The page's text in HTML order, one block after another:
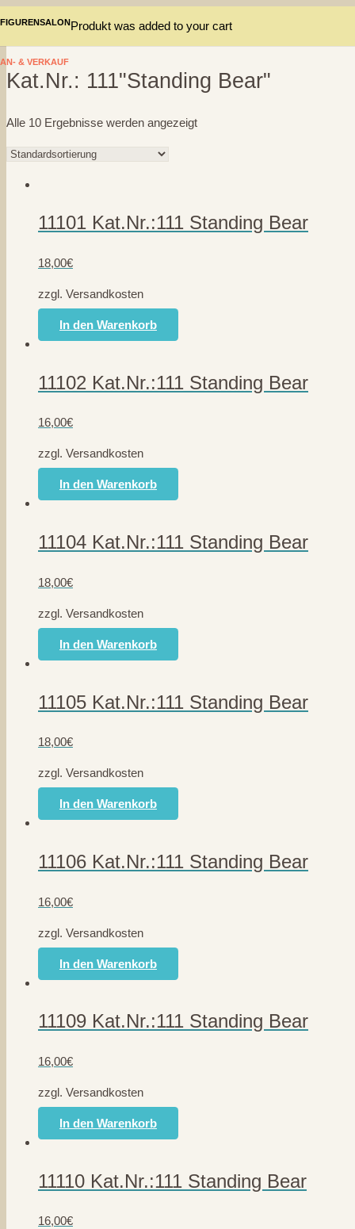
FIGURENSALON
AN- & VERKAUF
Produkt was added to your cart
Kat.Nr.: 111"Standing Bear"
Alle 10 Ergebnisse werden angezeigt
11101 Kat.Nr.:111 Standing Bear
18,00€
zzgl. Versandkosten
In den Warenkorb
11102 Kat.Nr.:111 Standing Bear
16,00€
zzgl. Versandkosten
In den Warenkorb
11104 Kat.Nr.:111 Standing Bear
18,00€
zzgl. Versandkosten
In den Warenkorb
11105 Kat.Nr.:111 Standing Bear
18,00€
zzgl. Versandkosten
In den Warenkorb
11106 Kat.Nr.:111 Standing Bear
16,00€
zzgl. Versandkosten
In den Warenkorb
11109 Kat.Nr.:111 Standing Bear
16,00€
zzgl. Versandkosten
In den Warenkorb
11110 Kat.Nr.:111 Standing Bear
16,00€